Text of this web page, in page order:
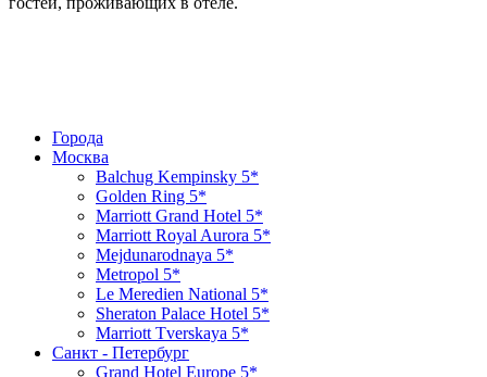
Города
Москва
Balchug Kempinsky 5*
Golden Ring 5*
Marriott Grand Hotel 5*
Marriott Royal Aurora 5*
Mejdunarodnaya 5*
Metropol 5*
Le Meredien National 5*
Sheraton Palace Hotel 5*
Marriott Tverskaya 5*
Санкт - Петербург
Grand Hotel Europe 5*